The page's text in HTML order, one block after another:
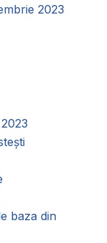
2023
baza din